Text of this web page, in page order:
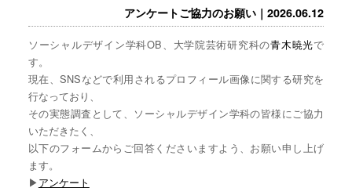
アンケートご協力のお願い｜2026.06.12
ソーシャルデザイン学科OB、大学院芸術研究科の青木暁光で
す。
現在、SNSなどで利用されるプロフィール画像に関する研究を
行なっており、
その実態調査として、ソーシャルデザイン学科の皆様にご協力
いただきたく、
以下のフォームからご回答くださいますよう、お願い申し上げ
ます。
▶︎アンケート